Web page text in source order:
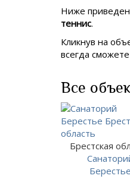
Ниже приведен
теннис.
Кликнув на
всегда
Все
Брестская
Берестье